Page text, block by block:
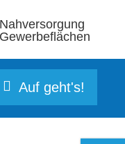
Nahversorgung
Gewerbeflächen
Auf geht's!